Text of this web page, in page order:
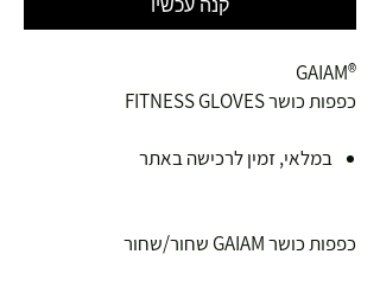
קנה עכשיו
®GAIAM
כפפות כושר FITNESS GLOVES
במלאי, זמין לרכישה באתר
כפפות כושר GAIAM שחור/שחור